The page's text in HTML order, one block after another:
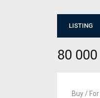
LISTING
80 000
Buy /